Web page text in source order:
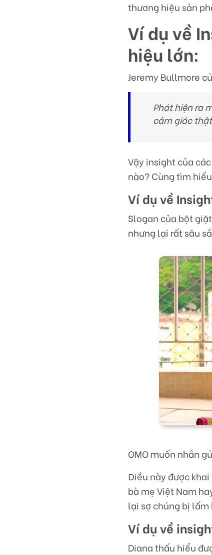
thương hiệu sản
Ví dụ về
hiệu lớn:
Jeremy Bullmore
Phát hiện ra
cảm giác
Vậy insight của
nào? Cùng tìm
Ví dụ về
Slogan của bột
nhưng lại rất sâu
OMO muốn nhắn
Điều này được
bà mẹ Việt Nam
lại sợ chúng bị lấm
Ví dụ về
Diana thấu hiểu